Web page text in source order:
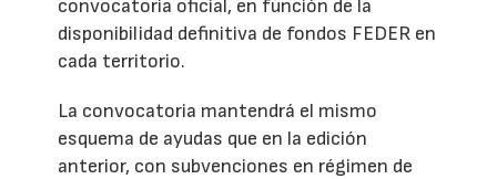
convocatoria oficial, en función de la
disponibilidad definitiva de fondos FEDER en
cada territorio.
La convocatoria mantendrá el mismo
esquema de ayudas que en la edición
anterior, con subvenciones en régimen de